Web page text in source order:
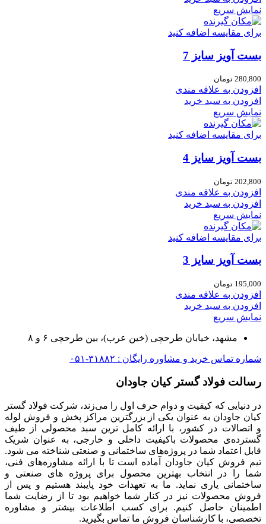
نمایش سریع
برای مقایسه اضافه کنید
بست آویز سایز 7
280,800 تومان
افزودن به علاقه مندی
افزودن به سبد خرید
نمایش سریع
برای مقایسه اضافه کنید
بست آویز سایز 4
202,800 تومان
افزودن به علاقه مندی
افزودن به سبد خرید
نمایش سریع
برای مقایسه اضافه کنید
بست آویز سایز 3
195,000 تومان
افزودن به علاقه مندی
افزودن به سبد خرید
نمایش سریع
مشهد، خیابان طرحچی (خین عرب)، بین طرحچی ۶ و ۸
شماره تماس خرید و مشاوره رایگان : ۳۱۸۸۲-۰۵۱
رسالت فولاد گستر کیان جاودان
در دنیایی که کیفیت و دوام حرف اول را می‌زند، شرکت فولاد گستر
کیان جاودان به عنوان یکی از بزرگترین مراکز پخش و فروش لوله
و اتصالات در کشور، با ارائه کامل ترین سبد محصولی از طیف
گسترده‌‌ی محصولات باکیفیت داخلی و خارجی، به عنوان شریک
قابل اعتماد شما در پروژه‌های ساختمانی و صنعتی شناخته می شود.
تیم فروش کیان جاودان آماده است تا با ارائه مشاوره‌های فنی،
شما را در انتخاب بهترین محصول برای پروژه های صنعتی و
ساختمانی یاری نماید. ما به تعهدات خود پایبند هستیم و پس از
فروش محصولات نیز در کنار شما خواهیم بود تا از رضایت شما
اطمینان حاصل کنیم. برای کسب اطلاعات بیشتر و مشاوره
تخصصی، با کارشناسان فروش ما تماس بگیرید.